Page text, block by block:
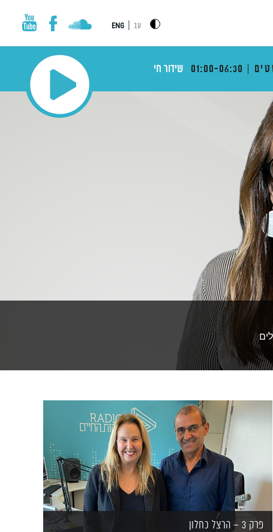
עב ENG
01:00-06:30 שידור חי
פרק 3 – הרצל כחלון